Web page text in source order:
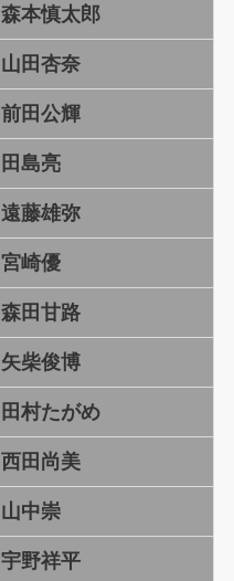
森本慎太郎
山田杏奈
前田公輝
田島亮
遠藤雄弥
宮崎優
森田甘路
矢柴俊博
田村たがめ
西田尚美
山中崇
宇野祥平